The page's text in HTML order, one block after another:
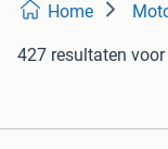
Home
427 resultaten